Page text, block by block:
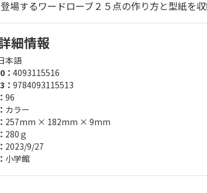
場するワードローブ２５点の作り方と型紙を収
細情報
本語
： 4093115516
： 9784093115513
96
カラー
257mm × 182mm × 9mm
280ｇ
2023/9/27
小学館